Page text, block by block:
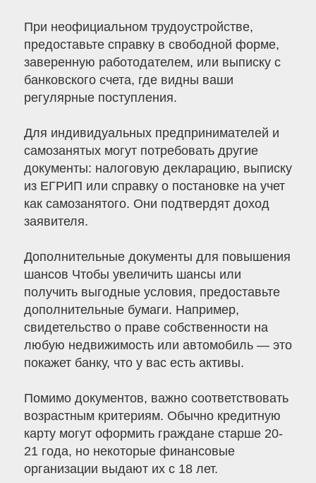
При неофициальном трудоустройстве,
предоставьте справку в свободной форме,
заверенную работодателем, или выписку с
банковского счета, где видны ваши
регулярные поступления.
Для индивидуальных предпринимателей и
самозанятых могут потребовать другие
документы: налоговую декларацию, выписку
из ЕГРИП или справку о постановке на учет
как самозанятого. Они подтвердят доход
заявителя.
Дополнительные документы для повышения
шансов Чтобы увеличить шансы или
получить выгодные условия, предоставьте
дополнительные бумаги. Например,
свидетельство о праве собственности на
любую недвижимость или автомобиль — это
покажет банку, что у вас есть активы.
Помимо документов, важно соответствовать
возрастным критериям. Обычно кредитную
карту могут оформить граждане старше 20-
21 года, но некоторые финансовые
организации выдают их с 18 лет.